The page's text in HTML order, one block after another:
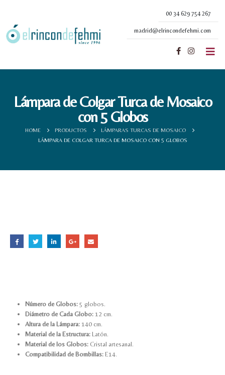
00 34 629 754 267
madrid@elrincondefehmi.com
Lámpara de Colgar Turca de Mosaico
con 5 Globos
HOME PRODUCTOS
LÁMPARAS TURCAS DE MOSAICO
LÁMPARA DE COLGAR TURCA DE MOSAICO CON 5 GLOBOS
Número de Globos:5 globos.
Diámetro de Cada Globo:12 cm.
Altura de la Lámpara:140 cm.
Material de la Estructura:Latón.
Material de los Globos:Cristal artesanal.
Compatibilidad de Bombillas:E14.